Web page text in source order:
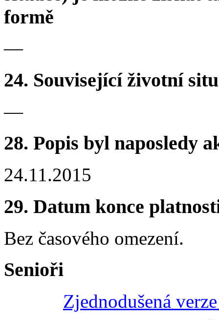
formě
—
24. Související životní
—
28. Popis byl naposledy
24.11.2015
29. Datum konce
Bez časového omezení.
Senioři
Zjednodušená